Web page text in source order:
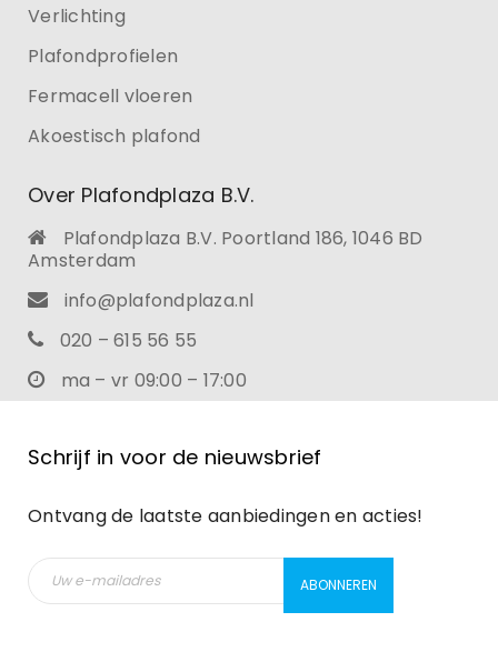
Verlichting
Plafondprofielen
Fermacell vloeren
Akoestisch plafond
Over Plafondplaza B.V.
Plafondplaza B.V. Poortland 186, 1046 BD
Amsterdam
info@plafondplaza.nl
020 – 615 56 55
ma – vr 09:00 – 17:00
Schrijf in voor de nieuwsbrief
Ontvang de laatste aanbiedingen en acties!